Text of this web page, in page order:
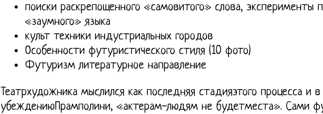
поиски раскрепощенного «самовитого» слова, эксперименты
«заумного» языка
культ техники индустриальных городов
Особенности футуристического стиля (10 фото)
Футуризм литературное направление
Театрхудожника мыслился как последняя стадияэтого процесса и
убеждениюПрамполини, «актерам-людям не будетместа». Сами